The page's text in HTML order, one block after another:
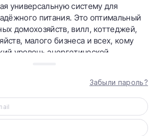
универсальную систему для
питания. Это оптимальный
домохозяйств, вилл, коттеджей,
малого бизнеса и всех, кому
уровень энергетической
Забыли пароль?